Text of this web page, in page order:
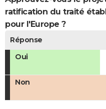
Bricolage
Lifestyle
Culture
Sport
Auto
Television
Voyage
Cinema
ratification du traité
pour l'Europe ?
Réponse
Oui
Non